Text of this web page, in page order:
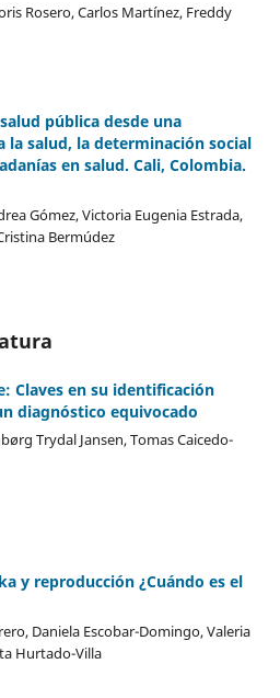
Rosero, Carlos Martínez, Freddy
pública desde una
la salud, la determinación social
en salud. Cali, Colombia.
Gómez, Victoria Eugenia Estrada,
Bermúdez
Claves en su identificación
diagnóstico equivocado
Trydal Jansen, Tomas Caicedo-
y reproducción ¿Cuándo es el
Daniela Escobar-Domingo, Valeria
Hurtado-Villa